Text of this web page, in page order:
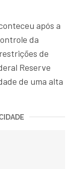
após a
da
de
Reserve
de uma alta